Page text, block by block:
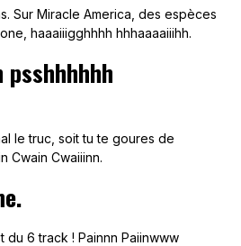
Sur Miracle America, des espèces
haaaiiigghhhh hhhaaaaiiihh.
psshhhhhh
le truc, soit tu te goures de
Cwain Cwaiiinn.
du 6 track ! Painnn Paiinwww